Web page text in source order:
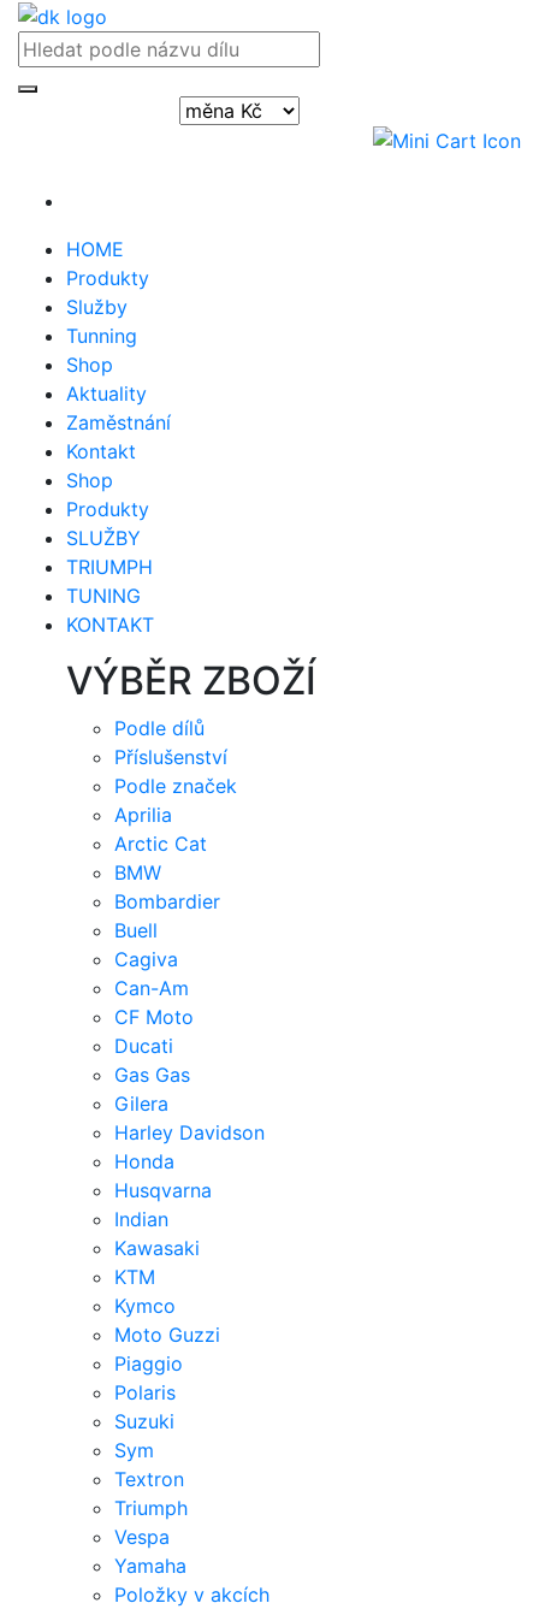
HOME
Produkty
Služby
Tunning
Shop
Aktuality
Zaměstnání
Kontakt
Shop
Produkty
SLUŽBY
TRIUMPH
TUNING
KONTAKT
VÝBĚR ZBOŽÍ
Podle dílů
Příslušenství
Podle značek
Aprilia
Arctic Cat
BMW
Bombardier
Buell
Cagiva
Can-Am
CF Moto
Ducati
Gas Gas
Gilera
Harley Davidson
Honda
Husqvarna
Indian
Kawasaki
KTM
Kymco
Moto Guzzi
Piaggio
Polaris
Suzuki
Sym
Textron
Triumph
Vespa
Yamaha
Položky v akcích